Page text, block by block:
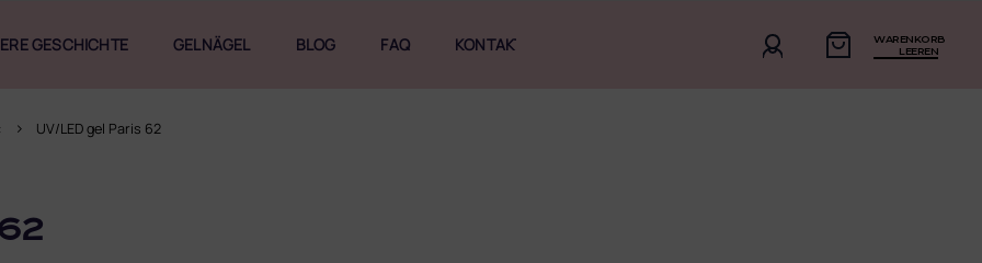
WARENKORB
LEEREN
GESCHICHTE GELNÄGEL BLOG FAQ KONTAKT
UV/LED gel Paris 62